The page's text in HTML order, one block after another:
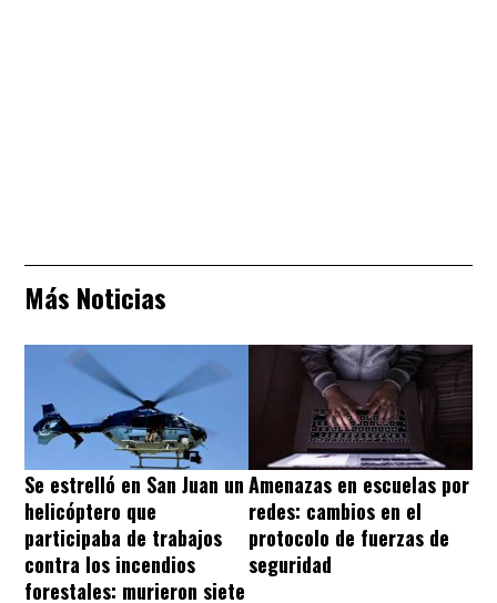
Más Noticias
Se estrelló en San Juan un
helicóptero que
participaba de trabajos
contra los incendios
forestales: murieron siete
Amenazas en escuelas por
redes: cambios en el
protocolo de fuerzas de
seguridad